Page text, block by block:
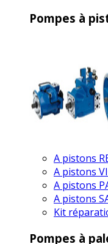
Pompes à
A pistons
A pistons
A pistons
A pistons
Kit
Pompes à